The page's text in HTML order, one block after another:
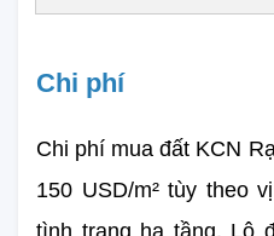
Chi phí
Chi phí mua đất KCN
150 USD/m² tùy theo
tình trạng hạ tầng. Lô